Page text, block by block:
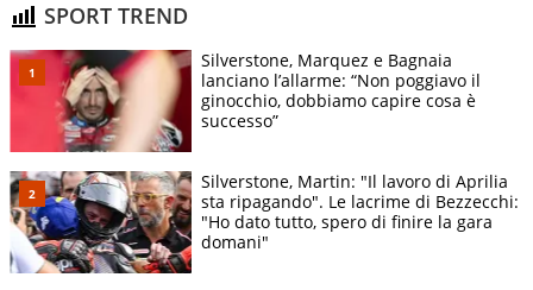
SPORT TREND
Silverstone, Marquez e Bagnaia
lanciano l’allarme: “Non poggiavo il
ginocchio, dobbiamo capire cosa è
successo”
Silverstone, Martin: "Il lavoro di Aprilia
sta ripagando". Le lacrime di Bezzecchi:
"Ho dato tutto, spero di finire la gara
domani"